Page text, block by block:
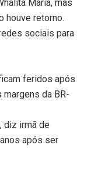
Maria, mas
houve retorno.
sociais para
feridos após
da BR-
diz irmã de
após ser